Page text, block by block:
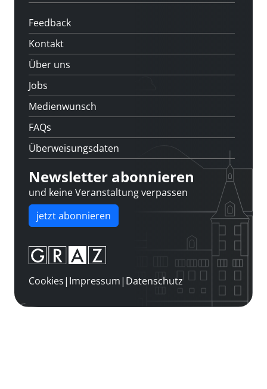
Feedback
Kontakt
Über uns
Jobs
Medienwunsch
FAQs
Überweisungsdaten
Newsletter abonnieren
und keine Veranstaltung verpassen
jetzt abonnieren
Cookies| Impressum| Datenschutz